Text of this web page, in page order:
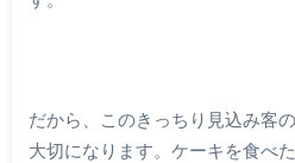
だから、このきっちり見込み客
大切になります。ケーキを食べ